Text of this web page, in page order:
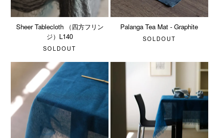
Sheer Tablecloth （四方フリン
ジ）L140
SOLDOUT
Palanga Tea Mat - Graphite
SOLDOUT